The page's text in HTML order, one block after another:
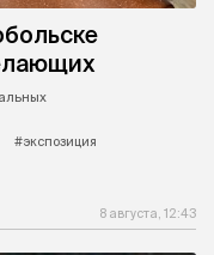
#экспозиция
8 августа, 12:43